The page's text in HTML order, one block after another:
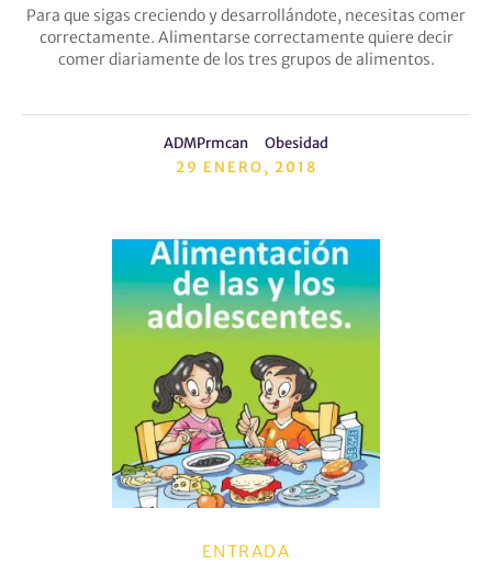
Para que sigas creciendo y desarrollándote, necesitas comer
correctamente. Alimentarse correctamente quiere decir
comer diariamente de los tres grupos de alimentos.
ADMPrmcan
Obesidad
29 ENERO, 2018
ENTRADA